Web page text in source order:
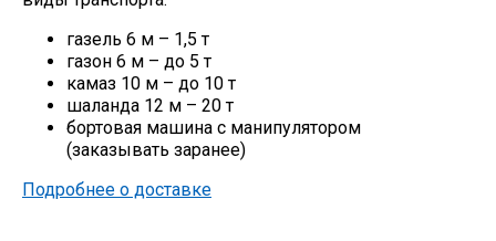
газель 6 м – 1,5 т
газон 6 м – до 5 т
камаз 10 м – до 10 т
шаланда 12 м – 20 т
бортовая машина с манипулятором
(заказывать заранее)
Подробнее о доставке